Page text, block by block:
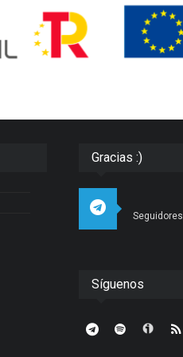
Gracias :)
Seguidores
Síguenos